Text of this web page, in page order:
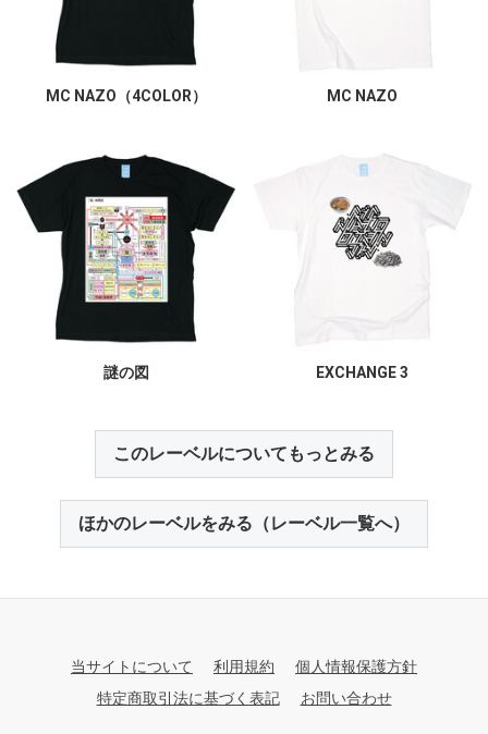
MC NAZO（4COLOR） MC NAZO
謎の図 EXCHANGE 3
このレーベルについてもっとみる
ほかのレーベルをみる（レーベル一覧へ）
当サイトについて 利用規約
個人情報保護方針
特定商取引法に基づく表記
お問い合わせ